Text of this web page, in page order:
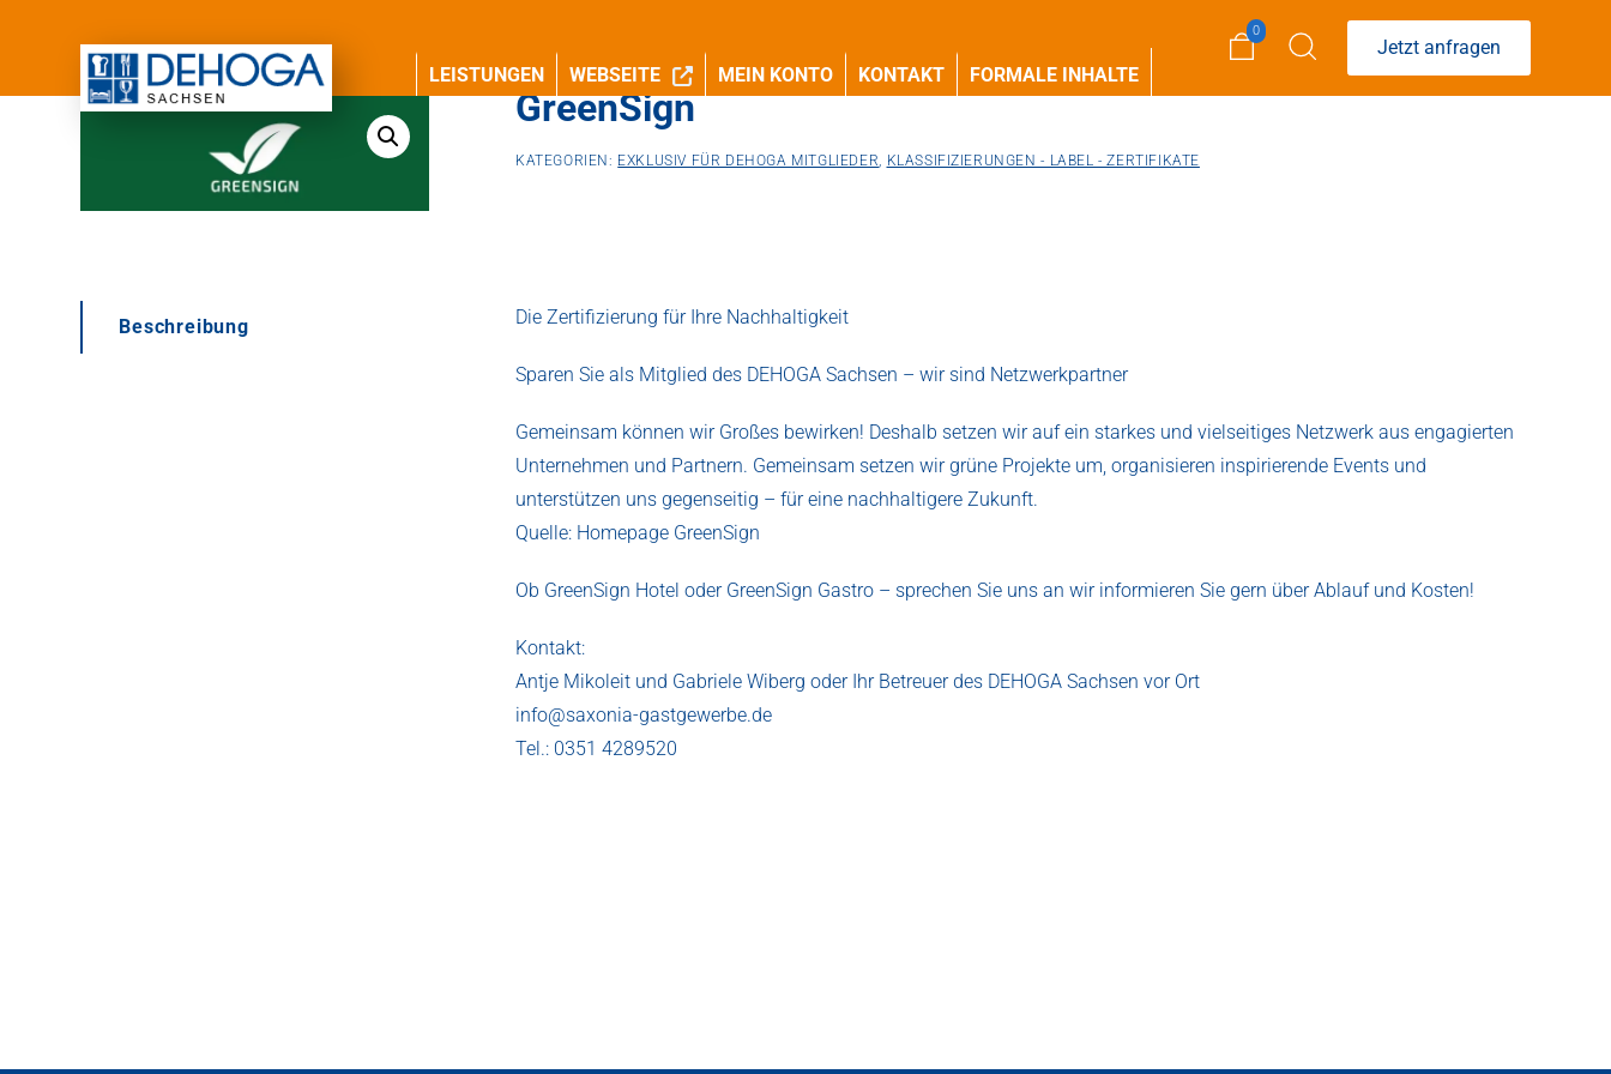
LEISTUNGEN WEBSEITE MEIN KONTO KONTAKT FORMALE INHALTE
0
Jetzt anfragen
GreenSign
KATEGORIEN: EXKLUSIV FÜR DEHOGA MITGLIEDER, KLASSIFIZIERUNGEN - LABEL - ZERTIFIKATE
Beschreibung Die Zertifizierung für Ihre Nachhaltigkeit
Sparen Sie als Mitglied des DEHOGA Sachsen – wir sind Netzwerkpartner
Gemeinsam können wir Großes bewirken! Deshalb setzen wir auf ein starkes und vielseitiges Netzwerk aus engagierten
Unternehmen und Partnern. Gemeinsam setzen wir grüne Projekte um, organisieren inspirierende Events und
unterstützen uns gegenseitig – für eine nachhaltigere Zukunft.
Quelle: Homepage GreenSign
Ob GreenSign Hotel oder GreenSign Gastro – sprechen Sie uns an wir informieren Sie gern über Ablauf und Kosten!
Kontakt:
Antje Mikoleit und Gabriele Wiberg oder Ihr Betreuer des DEHOGA Sachsen vor Ort
info@saxonia-gastgewerbe.de
Tel.: 0351 4289520